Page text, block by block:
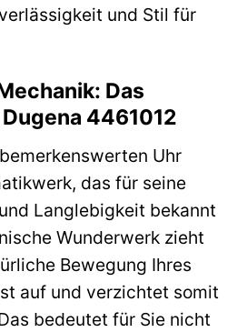
und Stil für
Das
4461012
Uhr
das für seine
Langlebigkeit bekannt
Wunderwerk zieht
Bewegung Ihres
auf und verzichtet somit
bedeutet für Sie nicht